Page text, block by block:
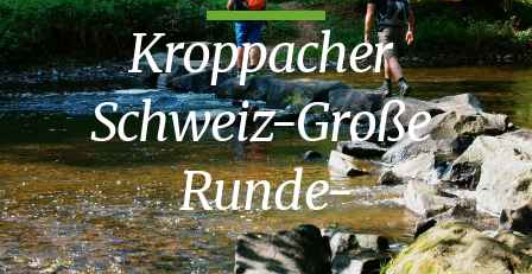
Kroppacher
Schweiz-Große
Runde-